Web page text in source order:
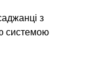
з
системою